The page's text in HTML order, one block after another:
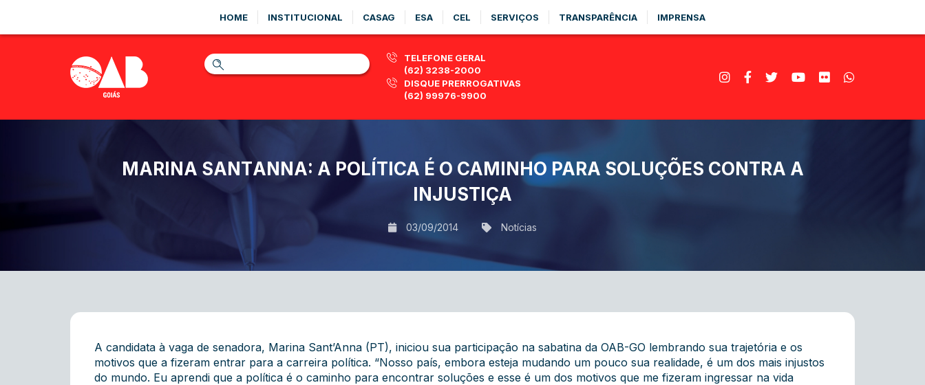
HOME INSTITUCIONAL CASAG ESA CEL SERVIÇOS TRANSPARÊNCIA IMPRENSA
TELEFONE GERAL
(62) 3238-2000
DISQUE PRERROGATIVAS
(62) 99976-9900
MARINA SANTANNA: A POLÍTICA É O CAMINHO PARA SOLUÇÕES CONTRA A
INJUSTIÇA
03/09/2014 Notícias
A candidata à vaga de senadora, Marina Sant’Anna (PT), iniciou sua participação na sabatina da OAB-GO lembrando sua trajetória e os
motivos que a fizeram entrar para a carreira política. “Nosso país, embora esteja mudando um pouco sua realidade, é um dos mais injustos
do mundo. Eu aprendi que a política é o caminho para encontrar soluções e esse é um dos motivos que me fizeram ingressar na vida